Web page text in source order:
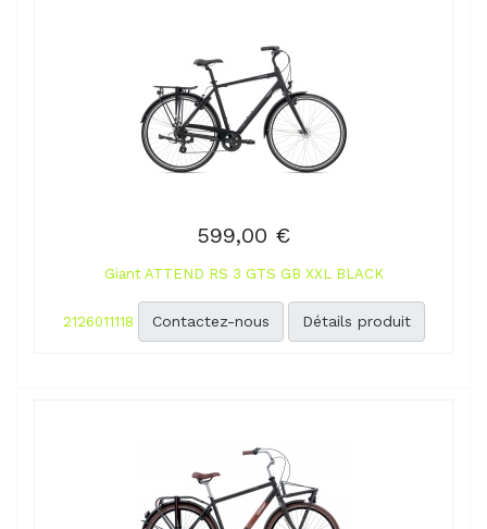
599,00 €
Giant ATTEND RS 3 GTS GB XXL BLACK
2126011118 Contactez-nous Détails produit